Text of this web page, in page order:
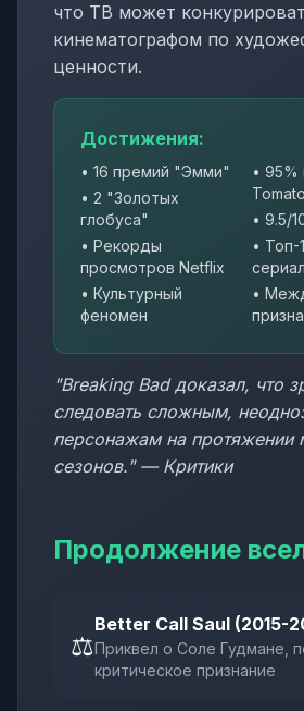
что ТВ может
кинематографом по
ценности.
Достижения:
• 16 премий "Эмми"
• 2 "Золотых
глобуса"
• Рекорды
просмотров Netflix
• Культурный
феномен
• 95%
• 9.5/
• Топ-
•
"Breaking Bad доказал, что
следовать сложным,
персонажам на протяжении
сезонов." — Критики
Продолжение
⚖️
Better Call Saul (2015-
Приквел о Соле Гудмане,
критическое признание